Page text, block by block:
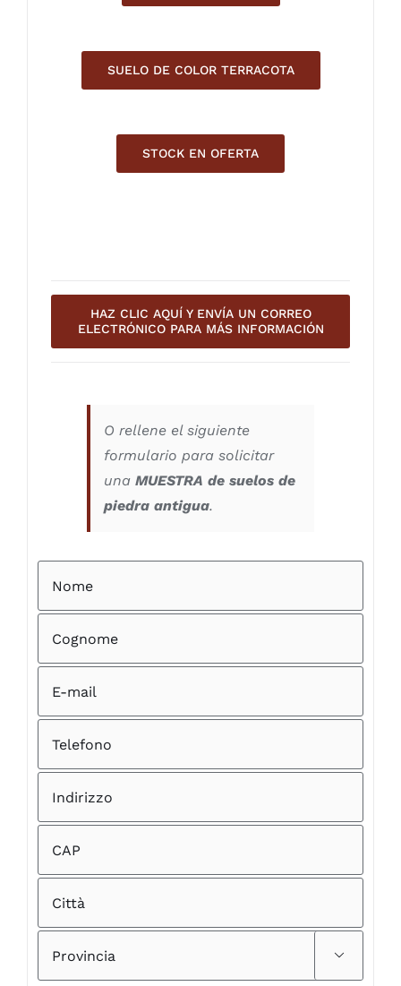
SUELO DE COLOR TERRACOTA
STOCK EN OFERTA
HAZ CLIC AQUÍ Y ENVÍA UN CORREO
ELECTRÓNICO PARA MÁS INFORMACIÓN
O rellene el siguiente
formulario para solicitar
una MUESTRA de suelos de
piedra antigua.
